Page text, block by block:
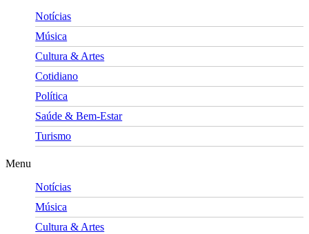
Notícias
Música
Cultura & Artes
Cotidiano
Política
Saúde & Bem-Estar
Turismo
Menu
Notícias
Música
Cultura & Artes